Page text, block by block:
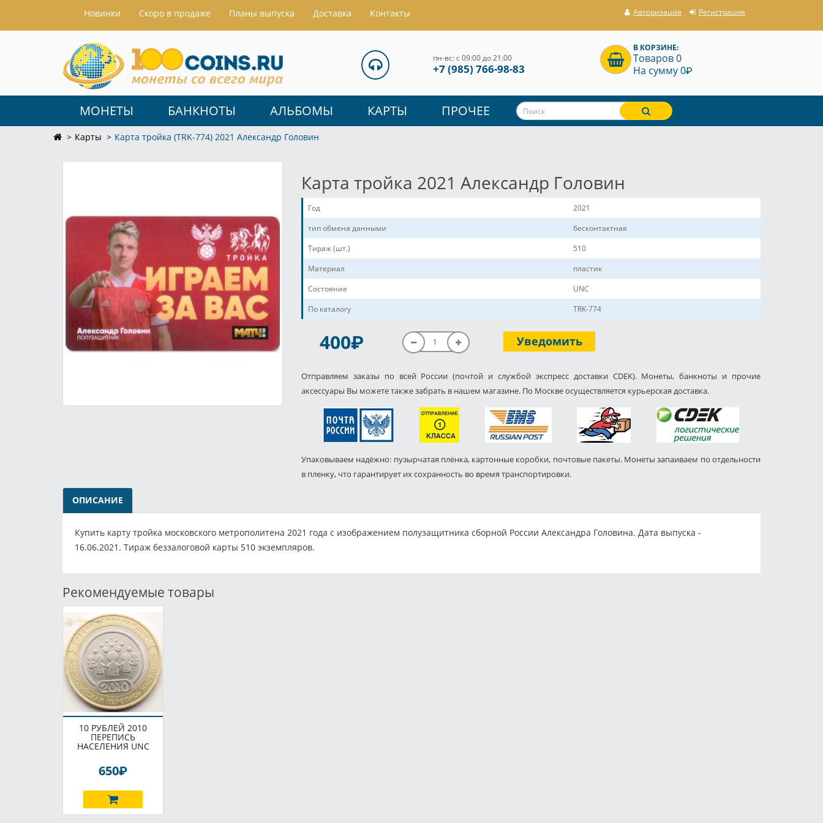
Hовинки Скоро в продаже Планы выпуска Доставка Контакты Авторизация Регистрация
пн-вс: с 09:00 до 21:00
+7 (985) 766-98-83
В КОРЗИНЕ:
Товаров 0
На сумму 0P
МОНЕТЫ БАНКНОТЫ АЛЬБОМЫ КАРТЫ ПРОЧЕЕ
Карты Карта тройка (TRK-774) 2021 Александр Головин
Карта тройка 2021 Александр Головин
Год
2021
тип обмена данными
бесконтактная
Тираж (шт.)
510
Материал
пластик
Состояние
UNC
По каталогу
TRK-774
400P Уведомить
Отправляем заказы по всей России (почтой и службой экспресс доставки CDEK). Монеты, банкноты и прочие
аксессуары Вы можете также забрать в нашем магазине. По Москве осуществляется курьерская доставка.
Упаковываем надёжно: пузырчатая плёнка, картонные коробки, почтовые пакеты. Монеты запаиваем по отдельности
в пленку, что гарантирует их сохранность во время транспортировки.
ОПИСАНИЕ
Купить карту тройка московского метрополитена 2021 года с изображением полузащитника сборной России Александра Головина. Дата выпуска -
16.06.2021. Тираж беззалоговой карты 510 экземпляров.
Рекомендуемые товары
10 РУБЛЕЙ 2010
ПЕРЕПИСЬ
НАСЕЛЕНИЯ UNC
650P